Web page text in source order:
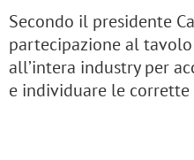
Secondo il presidente
partecipazione al
all’intera industry per
e individuare le